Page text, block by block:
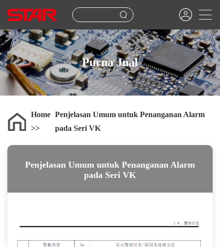
Purna Jual
Home Penjelasan Umum untuk Penanganan Alarm
pada Seri VK
Penjelasan Umum untuk Penanganan Alarm
pada Seri VK